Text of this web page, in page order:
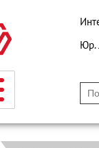
Юр.